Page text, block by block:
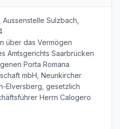
Sulzbach,
über das Vermögen
Amtsgerichts Saarbrücken
Porta Romana
mbH, Neunkircher
Elversberg, gesetzlich
Herrn Calogero